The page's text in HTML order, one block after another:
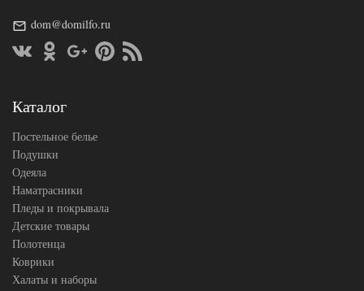
Размер
простыни
160х200
резинке)
dom@domilfo.ru
Каталог
Постельное белье
Подушки
Одеяла
Наматрасники
Пледы и покрывала
Детские товары
Полотенца
Коврики
Халаты и наборы